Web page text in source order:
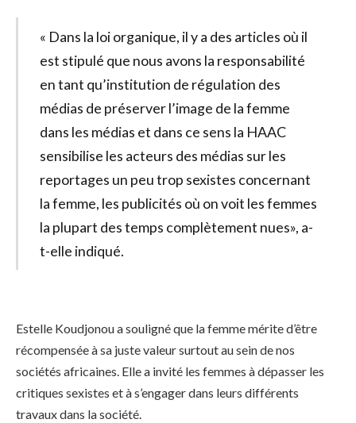
« Dans la loi organique, il y a des articles où il
est stipulé que nous avons la responsabilité
en tant qu’institution de régulation des
médias de préserver l’image de la femme
dans les médias et dans ce sens la HAAC
sensibilise les acteurs des médias sur les
reportages un peu trop sexistes concernant
la femme, les publicités où on voit les femmes
la plupart des temps complètement nues», a-
t-elle indiqué.
Estelle Koudjonou a souligné que la femme mérite d’être
récompensée à sa juste valeur surtout au sein de nos
sociétés africaines. Elle a invité les femmes à dépasser les
critiques sexistes et à s’engager dans leurs différents
travaux dans la société.